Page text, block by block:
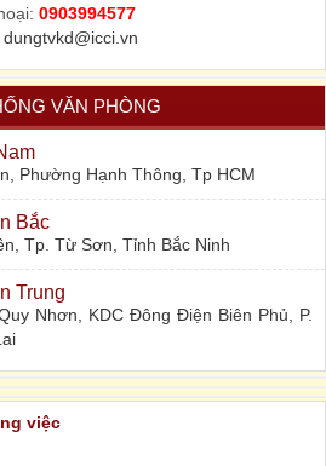
0903994577
dungtvkd@icci.vn
VĂN PHÒNG
Phường Hạnh Thông, Tp HCM
Bắc
Tp. Từ Sơn, Tỉnh Bắc Ninh
Trung
Nhơn, KDC Đông Điện Biên Phủ, P.
việc